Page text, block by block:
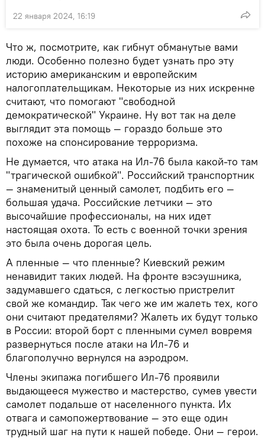
22 января 2024, 16:19
Что ж, посмотрите, как гибнут обманутые вами
люди. Особенно полезно будет узнать про эту
историю американским и европейским
налогоплательщикам. Некоторые из них искренне
считают, что помогают "свободной
демократической" Украине. Ну вот так на деле
выглядит эта помощь — гораздо больше это
похоже на спонсирование терроризма.
Не думается, что атака на Ил-76 была какой-то там
"трагической ошибкой". Российский транспортник
— знаменитый ценный самолет, подбить его —
большая удача. Российские летчики — это
высочайшие профессионалы, на них идет
настоящая охота. То есть с военной точки зрения
это была очень дорогая цель.
А пленные — что пленные? Киевский режим
ненавидит таких людей. На фронте вэсэушника,
задумавшего сдаться, с легкостью пристрелит
свой же командир. Так чего же им жалеть тех, кого
они считают предателями? Жалеть их будут только
в России: второй борт с пленными сумел вовремя
развернуться после атаки на Ил-76 и
благополучно вернулся на аэродром.
Члены экипажа погибшего Ил-76 проявили
выдающееся мужество и мастерство, сумев увести
самолет подальше от населенного пункта. Их
отвага и самопожертвование — это еще один
трудный шаг на пути к нашей победе. Они — герои.